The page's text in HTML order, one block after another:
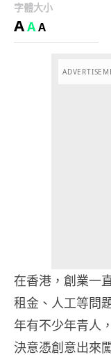
字體大小
AAA
在香港，創業一
租金、人工等問
年有不少年青人
決意憑創意出來